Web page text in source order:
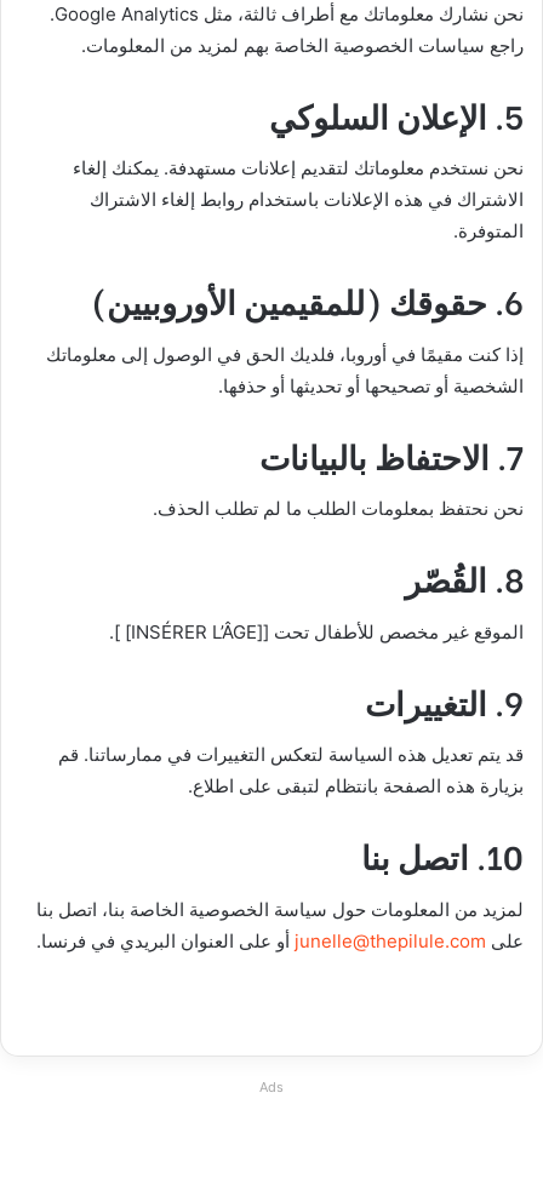
نحن نشارك معلوماتك مع أطراف ثالثة، مثل Google Analytics.
راجع سياسات الخصوصية الخاصة بهم لمزيد من المعلومات.
5. الإعلان السلوكي
نحن نستخدم معلوماتك لتقديم إعلانات مستهدفة. يمكنك إلغاء
الاشتراك في هذه الإعلانات باستخدام روابط إلغاء الاشتراك
المتوفرة.
6. حقوقك (للمقيمين الأوروبيين)
إذا كنت مقيمًا في أوروبا، فلديك الحق في الوصول إلى معلوماتك
الشخصية أو تصحيحها أو تحديثها أو حذفها.
7. الاحتفاظ بالبيانات
نحن نحتفظ بمعلومات الطلب ما لم تطلب الحذف.
8. القُصّر
الموقع غير مخصص للأطفال تحت [[INSÉRER L’ÂGE] ].
9. التغييرات
قد يتم تعديل هذه السياسة لتعكس التغييرات في ممارساتنا. قم
بزيارة هذه الصفحة بانتظام لتبقى على اطلاع.
10. اتصل بنا
لمزيد من المعلومات حول سياسة الخصوصية الخاصة بنا، اتصل بنا
على junelle@thepilule.com أو على العنوان البريدي في فرنسا.
Ads